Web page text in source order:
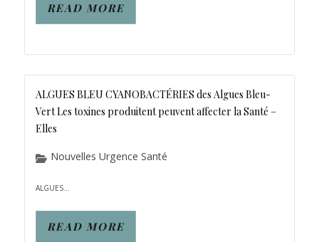
READ MORE
ALGUES BLEU CYANOBACTÉRIES des Algues Bleu-
Vert Les toxines produitent peuvent affecter la Santé –
Elles
Nouvelles Urgence Santé
ALGUES...
READ MORE